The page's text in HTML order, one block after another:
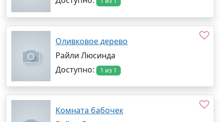
Оливковое дерево
Райли Люсинда
Доступно:
1 из 1
Комната бабочек